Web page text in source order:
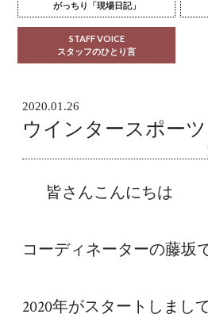
がっちり「現場日記」
STAFF VOICE
スタッフのひとり言
2020.01.26
ウインタースポーツ
皆さんこんにちは
コーディネーターの藤坂
2020年がスタートしまし